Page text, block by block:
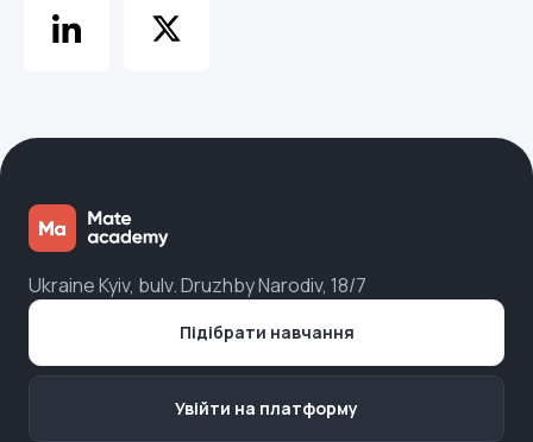
Ukraine Kyiv, bulv. Druzhby Narodiv, 18/7
Підібрати навчання
Увійти на платформу